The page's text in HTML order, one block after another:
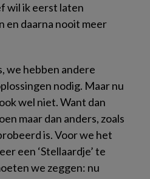
wil ik eerst laten
en daarna nooit meer
we hebben andere
nodig. Maar nu
wel niet. Want dan
maar dan anders, zoals
is. Voor we het
een ‘Stellaardje’ te
we zeggen: nu